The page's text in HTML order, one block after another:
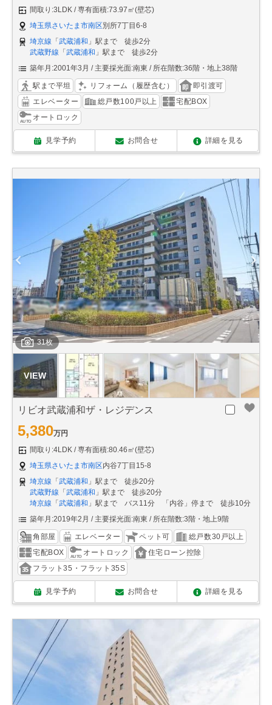
間取り:3LDK
専有面積:73.97㎡(壁芯)
埼玉県さいたま市南区別所7丁目6-8
埼京線 「 武蔵浦和 」駅まで 徒歩2分
武蔵野線 「 武蔵浦和 」駅まで 徒歩2分
築年月:2001年3月
主要採光面:南東 所在階数:36階・地上38階
駅まで平坦 リフォーム（履歴含む）
即引渡可
エレベーター
総戸数100戸以上
宅配BOX
オートロック
見学予約 お問合せ 詳細を見る
31枚
リビオ武蔵浦和ザ・レジデンス
5,380万円
間取り:4LDK
専有面積:80.46㎡(壁芯)
埼玉県さいたま市南区内谷7丁目15-8
埼京線 「 武蔵浦和 」駅まで 徒歩20分
武蔵野線 「 武蔵浦和 」駅まで 徒歩20分
埼京線 「 武蔵浦和 」駅まで バス11分 「内谷」停まで 徒歩10分
築年月:2019年2月
主要採光面:南東 所在階数:3階・地上9階
角部屋 エレベーター ペット可
総戸数30戸以上
宅配BOX
オートロック
住宅ローン控除
フラット35・フラット35S
見学予約 お問合せ 詳細を見る